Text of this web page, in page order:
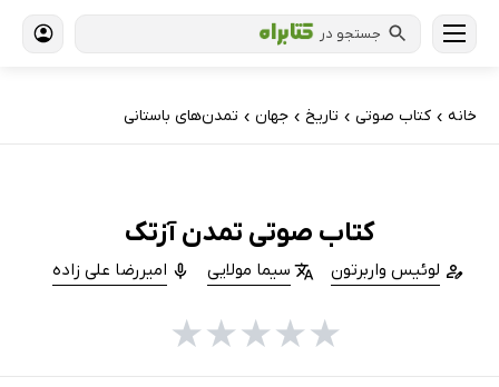
جستجو در
خانه › کتاب‌ صوتی › تاریخ › جهان › تمدن‌های باستانی
کتاب صوتی تمدن آزتک
لوئیس واربرتون سیما مولایی امیررضا علی زاده
★
★
★
★
★